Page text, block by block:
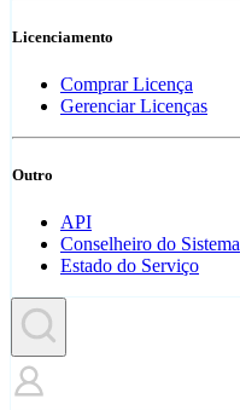
Licenciamento
Comprar Licença
Gerenciar Licenças
Outro
API
Conselheiro do Sistema
Estado do Serviço